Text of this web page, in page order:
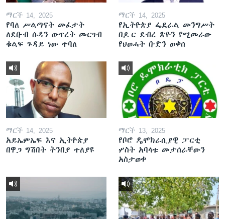
ማርች 14, 2025
የባለ ሥልጣናት መፈታት
ለደቡብ ሱዳን ውጥረት መርገብ
ቁልፍ ጉዳይ ነው ተባለ
ማርች 14, 2025
የኢትዮጵያ ፌደራል መንግሥት
በዶ.ር ደብረ ጽዮን የሚመራው
የህወሓት ቡድን ወቀሰ
ማርች 14, 2025
አይኤምኤፍ እና ኢትዮጵያ
በዋጋ ግሽበት ትንበያ ተለያዩ
ማርች 13, 2025
የቦሮ ዴሞክራሲያዊ ፓርቲ
ሦስት አባላቱ መታሰራቸውን
አስታወቀ